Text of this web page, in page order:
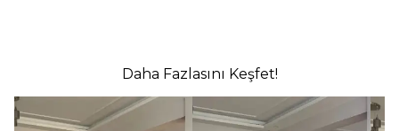
Daha Fazlasını Keşfet!